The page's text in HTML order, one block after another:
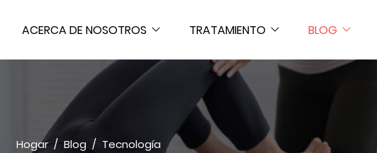
ACERCA DE NOSOTROS TRATAMIENTO BLOG
Hogar Blog Tecnología